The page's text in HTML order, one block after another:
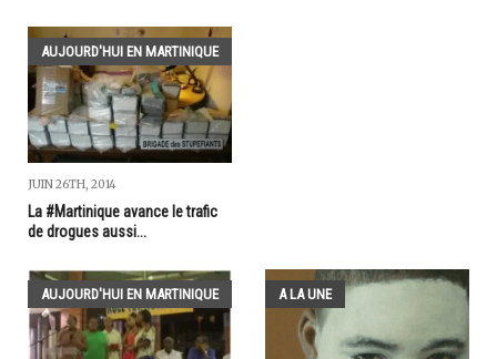
AUJOURD'HUI EN MARTINIQUE
JUIN 26TH, 2014
La #Martinique avance le trafic
de drogues aussi...
AUJOURD'HUI EN MARTINIQUE A LA UNE